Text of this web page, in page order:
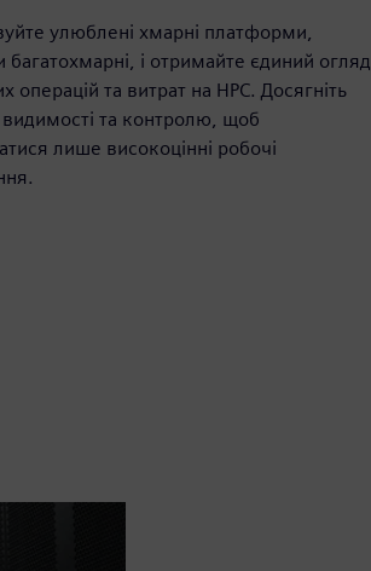
улюблені хмарні платформи,
і отримайте єдиний огляд
операцій та витрат на HPC. Досягніть
видимості та контролю, щоб
лише високоцінні робочі